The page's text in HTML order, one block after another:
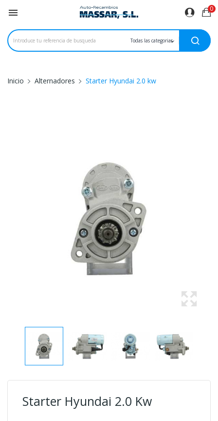
 0
Inicio Alternadores Starter Hyundai 2.0 kw
Starter Hyundai 2.0 Kw